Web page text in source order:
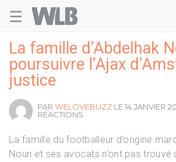
☰
La famille d’Abdelhak
poursuivre l’Ajax
justice
PAR WELOVEBUZZ LE 14 JANVIER
RÉACTIONS
La famille du footballeur d’origine
Nouri et ses avocats n’ont pas trouvé